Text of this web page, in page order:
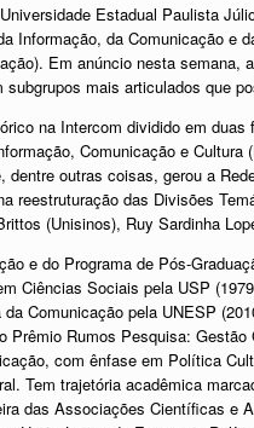
Estadual Paulista
Informação, da Comunicação e
Em anúncio nesta semana,
mais articulados que
na Intercom dividido em
Comunicação e
dentre outras coisas, gerou a
reestruturação das Divisões
(Unisinos), Ruy Sardinha
e do Programa de Pós-
Ciências Sociais pela USP
Comunicação pela UNESP
Prêmio Rumos Pesquisa:
com ênfase em Política
Tem trajetória acadêmica
das Associações Científicas e